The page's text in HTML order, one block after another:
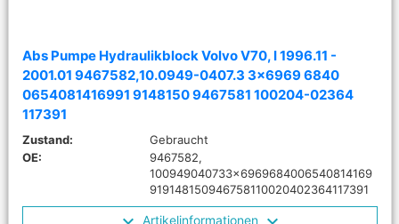
Abs Pumpe Hydraulikblock Volvo V70, I 1996.11 -
2001.01 9467582,10.0949-0407.3 3x6969 6840
0654081416991 9148150 9467581 100204-02364
117391
Zustand:
Gebraucht
OE:
9467582,
100949040733x6969684006540814169
919148150946758110020402364117391
Artikelinformationen